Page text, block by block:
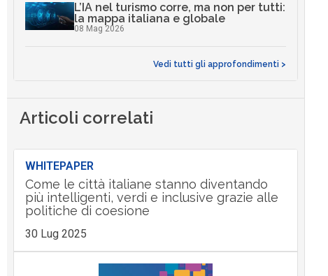
L’IA nel turismo corre, ma non per tutti:
la mappa italiana e globale
08 Mag 2026
Vedi tutti gli approfondimenti >
Articoli correlati
WHITEPAPER
Come le città italiane stanno diventando
più intelligenti, verdi e inclusive grazie alle
politiche di coesione
30 Lug 2025